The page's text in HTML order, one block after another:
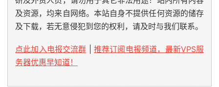
及资源，均来自网络。本站自身不提供任何资源的储存
及下载，若无意侵犯到您的权利，请及时与我们联系。
点此加入电报交流群
推荐订阅电报频道，最新VPS服
务器优惠早知道！